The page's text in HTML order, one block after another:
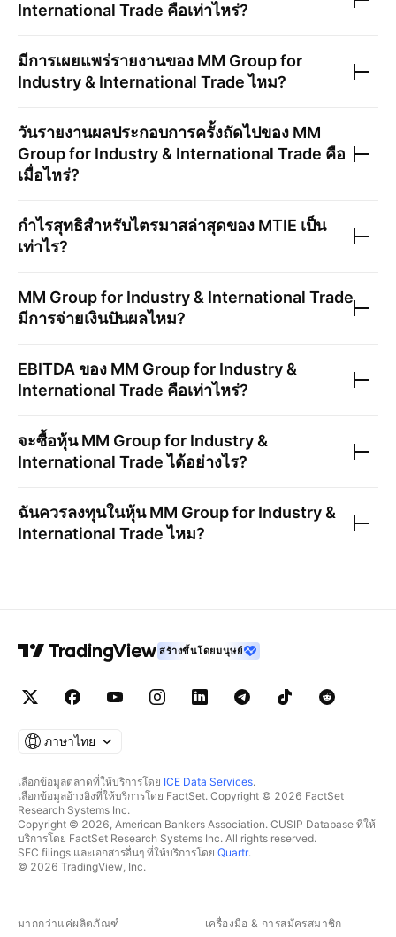
International Trade คือเท่าไหร่?
มีการเผยแพร่รายงานของ MM Group for
Industry & International Tradeไหม?
วันรายงานผลประกอบการครั้งถัดไปของ MM
Group for Industry & International Trade คือ
เมื่อไหร่?
กำไรสุทธิสำหรับไตรมาสล่าสุดของ MTIE เป็น
เท่าไร?
MM Group for Industry & International Trade
มีการจ่ายเงินปันผลไหม?
EBITDA ของ MM Group for Industry &
International Trade คือเท่าไหร่?
จะซื้อหุ้นMM Group for Industry &
International Tradeได้อย่างไร?
ฉันควรลงทุนในหุ้นMM Group for Industry &
International Tradeไหม?
สร้างขึ้นโดยมนุษย์
ภาษาไทย
เลือกข้อมูลตลาดที่ให้บริการโดย ICE Data Services.
เลือกข้อมูลอ้างอิงที่ให้บริการโดย FactSet. Copyright © 2026 FactSet
Research Systems Inc.
Copyright © 2026, American Bankers Association. CUSIP Database ที่ให้
บริการโดย FactSet Research Systems Inc. All rights reserved.
SEC filings และเอกสารอื่นๆ ที่ให้บริการโดย Quartr.
© 2026 TradingView, Inc.
มากกว่าแค่ผลิตภัณฑ์ เครื่องมือ & การสมัครสมาชิก